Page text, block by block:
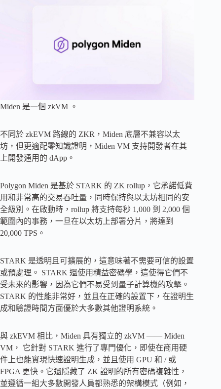
Miden 是一個 zkVM 。
不同於 zkEVM 路線的 ZKR，Miden 底層不兼容以太
坊，但更適配零知識證明，Miden VM 支持開發者在其
上開發通用的 dApp。
Polygon Miden 是基於 STARK 的 ZK rollup，它承諾低費
用和非常高的交易吞吐量，同時保持與以太坊相同的安
全級別。在啟動時，rollup 將支持每秒 1,000 到 2,000 個
範圍內的事務，一旦在以太坊上部署分片，將達到
20,000 TPS。
STARK 是透明且可擴展的，這意味著不需要可信的設置
或預處理。 STARK 還使用精益密碼學，這使得它們不
受未來的影響，因為它們不易受到量子計算機的攻擊。
STARK 的性能非常好，並且在正確的設置下，在證明生
成和驗證時間方面優於大多數其他證明系統。
與 zkEVM 相比，Miden 具有獨立的 zkVM —— Miden
VM， 它針對 STARK 進行了專門優化，即使在商用硬
件上也能實現快速證明生成，並且使用 GPU 和 / 或
FPGA 更快。它還隱藏了 ZK 證明的所有密碼複雜性，
並遵循一組大多數開發人員都熟悉的架構模式（例如，